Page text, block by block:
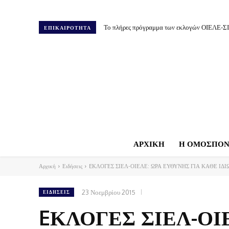
ΕΠΙΚΑΙΡΟΤΗΤΑ Το πλήρες πρόγραμμα των εκλογών ΟΙΕΛΕ-
ΑΡΧΙΚΗ Η
Αρχική Ειδήσεις EΚΛΟΓΕΣ ΣΙΕΛ-ΟΙΕΛΕ: ΩΡΑ ΕΥΘΥΝΗΣ ΓΙΑ ΚΑΘΕ
ΕΙΔΉΣΕΙΣ 23 Νοεμβρίου 2015
EΚΛΟΓΕΣ ΣΙΕΛ-